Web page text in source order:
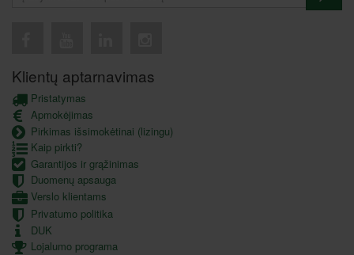
Klientų aptarnavimas
Pristatymas
Apmokėjimas
Pirkimas išsimokėtinai (lizingu)
Kaip pirkti?
Garantijos ir grąžinimas
Duomenų apsauga
Verslo klientams
Privatumo politika
DUK
Lojalumo programa